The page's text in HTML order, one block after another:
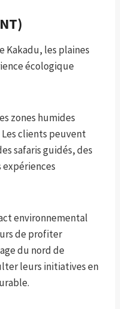
Kakadu, les plaines
écologique
zones humides
clients peuvent
safaris guidés, des
environnemental
de profiter
du nord de
leurs initiatives en